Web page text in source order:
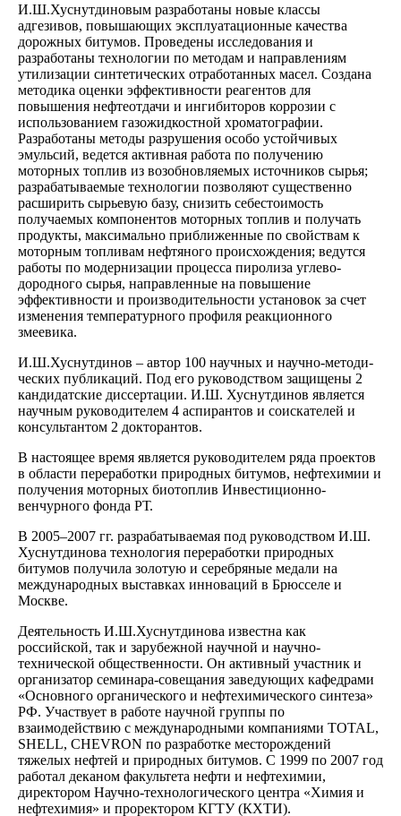
И.Ш.Хуснутдиновым разработаны новые классы
адгезивов, повышающих эксплуатационные качества
дорожных битумов. Проведены исследования и
разработаны технологии по методам и направлениям
утилизации синтетических отработанных масел. Создана
методика оценки эффективности реагентов для
повышения нефтеотдачи и ингибиторов коррозии с
исполь­зованием газожидкостной хроматографии.
Разработаны методы разрушения особо устойчивых
эмульсий, ведется активная работа по получению
моторных топлив из возобновляемых источников сырья;
разрабатываемые техно­логии позволяют существенно
расширить сырьевую базу, снизить себестоимость
получаемых компонентов моторных топлив и получать
продукты, максимально приближенные по свойствам к
моторным топливам нефтяного происхождения; ведутся
работы по модернизации процесса пиролиза углево­
дородного сырья, направленные на повышение
эффективности и производительности установок за счет
изменения температур­ного профиля реакционного
змеевика.
И.Ш.Хуснутдинов – автор 100 научных и научно-методи­
ческих публикаций. Под его руководством защищены 2
канди­датские диссертации. И.Ш. Хуснутдинов является
научным руко­водителем 4 аспирантов и соискателей и
консультантом 2 докторантов.
В настоящее время является руководителем ряда проектов
в области переработки природных битумов, нефтехимии и
полу­чения моторных биотоплив Инвестиционно-
венчурного фонда РТ.
В 2005–2007 гг. разрабатываемая под руководством И.Ш.
Хуснутдинова технология переработки природных
битумов получила золотую и серебряные медали на
международных выставках инноваций в Брюсселе и
Москве.
Деятельность И.Ш.Хуснутдинова известна как
российской, так и зарубежной научной и научно-
технической обществен­ности. Он активный участник и
организатор семинара-совещания заведующих кафедрами
«Основного органического и нефтехими­ческого синтеза»
РФ. Участвует в работе научной группы по
взаимодействию с международными компаниями TOTAL,
SHELL, CHEVRON по разработке месторождений
тяжелых нефтей и природных битумов. С 1999 по 2007 год
работал деканом факультета нефти и нефтехимии,
директором Научно-технологического центра «Химия и
нефтехимия» и проректором КГТУ (КХТИ).